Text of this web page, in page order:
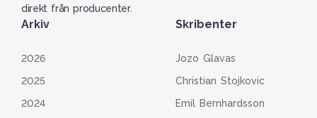
direkt från producenter.
Arkiv
2026
2025
2024
Skribenter
Jozo Glavas
Christian Stojkovic
Emil Bernhardsson